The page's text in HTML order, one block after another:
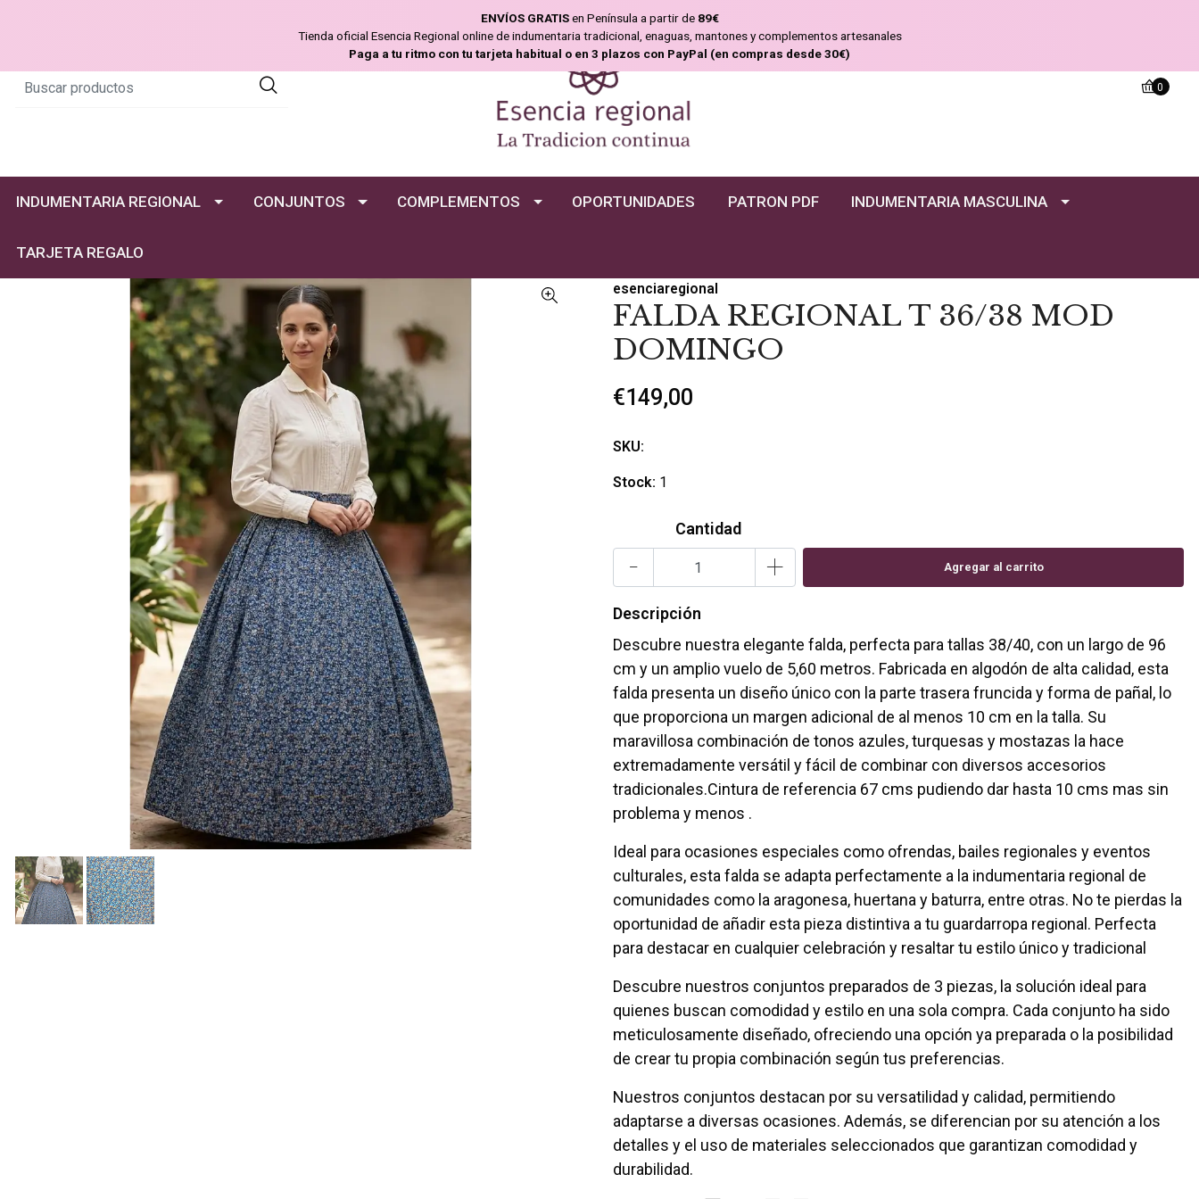
ENVÍOS GRATISen Península a partir de 89€
Tienda oficial Esencia Regional online de indumentaria tradicional, enaguas, mantones y complementos artesanales
Paga a tu ritmo con tu tarjeta habitual o en 3 plazos con PayPal (en compras desde 30€)
0
INDUMENTARIA REGIONAL CONJUNTOS COMPLEMENTOS OPORTUNIDADES PATRON PDF INDUMENTARIA MASCULINA
TARJETA REGALO
esenciaregional
FALDA REGIONAL T 36/38 MOD
DOMINGO
€149,00
SKU:
Stock: 1
Cantidad
- +
Descripción
Descubre nuestra elegante falda, perfecta para tallas 38/40, con un largo de 96
cm y un amplio vuelo de 5,60 metros. Fabricada en algodón de alta calidad, esta
falda presenta un diseño único con la parte trasera fruncida y forma de pañal, lo
que proporciona un margen adicional de al menos 10 cm en la talla. Su
maravillosa combinación de tonos azules, turquesas y mostazas la hace
extremadamente versátil y fácil de combinar con diversos accesorios
tradicionales.Cintura de referencia 67 cms pudiendo dar hasta 10 cms mas sin
problema y menos .
Ideal para ocasiones especiales como ofrendas, bailes regionales y eventos
culturales, esta falda se adapta perfectamente a la indumentaria regional de
comunidades como la aragonesa, huertana y baturra, entre otras. No te pierdas la
oportunidad de añadir esta pieza distintiva a tu guardarropa regional. Perfecta
para destacar en cualquier celebración y resaltar tu estilo único y tradicional
Descubre nuestros conjuntos preparados de 3 piezas, la solución ideal para
quienes buscan comodidad y estilo en una sola compra. Cada conjunto ha sido
meticulosamente diseñado, ofreciendo una opción ya preparada o la posibilidad
de crear tu propia combinación según tus preferencias.
Nuestros conjuntos destacan por su versatilidad y calidad, permitiendo
adaptarse a diversas ocasiones. Además, se diferencian por su atención a los
detalles y el uso de materiales seleccionados que garantizan comodidad y
durabilidad.